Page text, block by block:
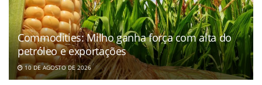
Commodities: Milho ganha força com alta do
petróleo e exportações
10 DE AGOSTO DE 2026